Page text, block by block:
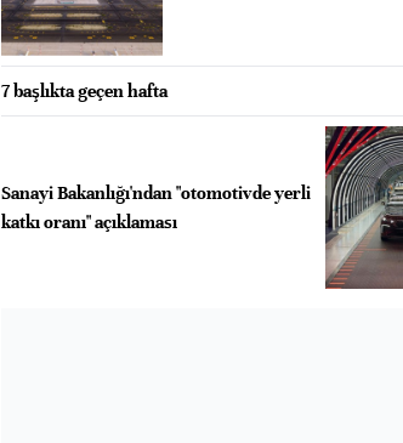
7 başlıkta geçen hafta
Sanayi Bakanlığı'ndan "otomotivde yerli
katkı oranı" açıklaması